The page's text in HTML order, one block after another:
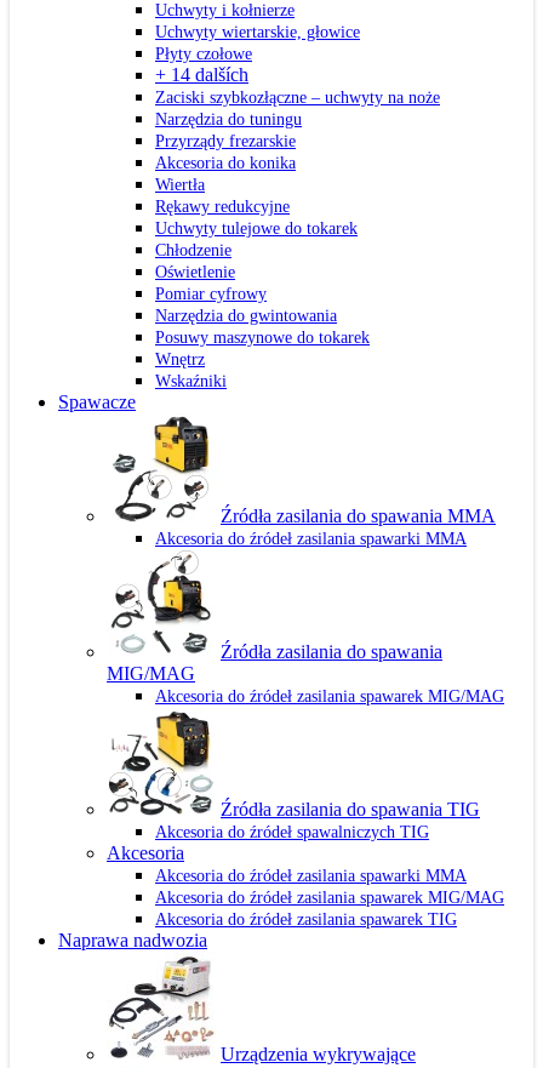
Uchwyty i kołnierze
Uchwyty wiertarskie, głowice
Płyty czołowe
+ 14 dalších
Zaciski szybkozłączne – uchwyty na noże
Narzędzia do tuningu
Przyrządy frezarskie
Akcesoria do konika
Wiertła
Rękawy redukcyjne
Uchwyty tulejowe do tokarek
Chłodzenie
Oświetlenie
Pomiar cyfrowy
Narzędzia do gwintowania
Posuwy maszynowe do tokarek
Wnętrz
Wskaźniki
Spawacze
Źródła zasilania do spawania MMA
Akcesoria do źródeł zasilania spawarki MMA
Źródła zasilania do spawania
MIG/MAG
Akcesoria do źródeł zasilania spawarek MIG/MAG
Źródła zasilania do spawania TIG
Akcesoria do źródeł spawalniczych TIG
Akcesoria
Akcesoria do źródeł zasilania spawarki MMA
Akcesoria do źródeł zasilania spawarek MIG/MAG
Akcesoria do źródeł zasilania spawarek TIG
Naprawa nadwozia
Urządzenia wykrywające